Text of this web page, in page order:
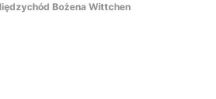
Bożena Wittchen